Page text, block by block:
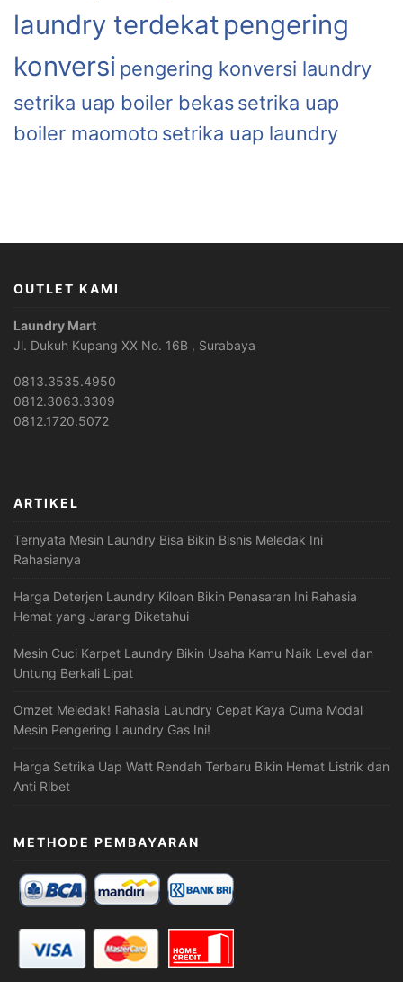
laundry terdekat pengering
konversi pengering konversi laundry
setrika uap boiler bekassetrika uap
boiler maomoto setrika uap laundry
OUTLET KAMI
Laundry Mart
Jl. Dukuh Kupang XX No. 16B , Surabaya
0813.3535.4950
0812.3063.3309
0812.1720.5072
ARTIKEL
Ternyata Mesin Laundry Bisa Bikin Bisnis Meledak Ini
Rahasianya
Harga Deterjen Laundry Kiloan Bikin Penasaran Ini Rahasia
Hemat yang Jarang Diketahui
Mesin Cuci Karpet Laundry Bikin Usaha Kamu Naik Level dan
Untung Berkali Lipat
Omzet Meledak! Rahasia Laundry Cepat Kaya Cuma Modal
Mesin Pengering Laundry Gas Ini!
Harga Setrika Uap Watt Rendah Terbaru Bikin Hemat Listrik dan
Anti Ribet
METHODE PEMBAYARAN